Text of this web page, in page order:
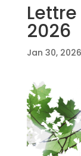
2026
Jan 30, 2026